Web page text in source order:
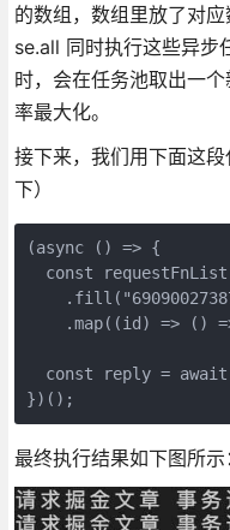
的数组，数组里放了对
se.all 同时执行这些异步
时，会在任务池取出一
率最大化。
接下来，我们用下面这
下）
(async () => {
const
.map((id) => ()
const reply =
})();
最终执行结果如下图所示